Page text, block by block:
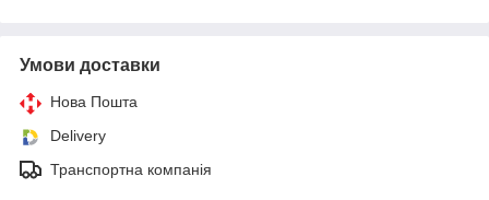
Умови доставки
Нова Пошта
Delivery
Транспортна компанія